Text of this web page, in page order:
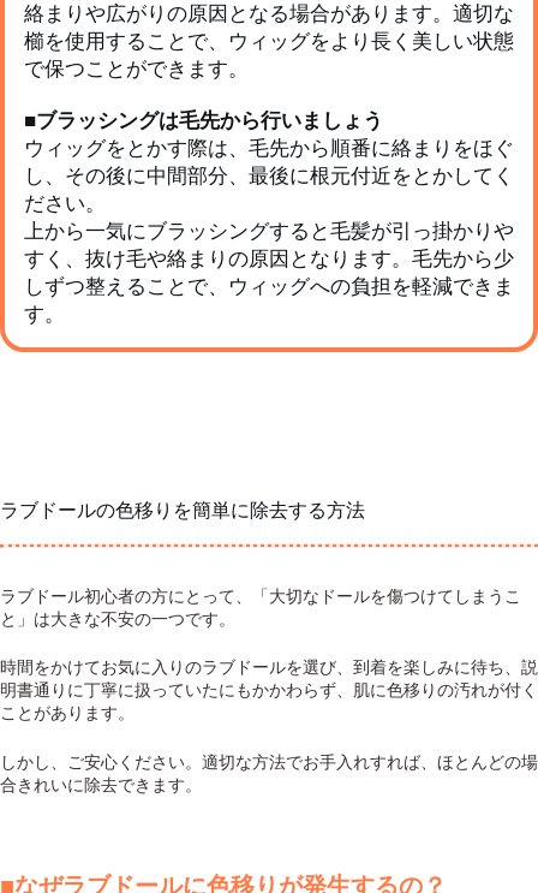
絡まりや広がりの原因となる場合があります。適切な
櫛を使用することで、ウィッグをより長く美しい状態
で保つことができます。
■ブラッシングは毛先から行いましょう
ウィッグをとかす際は、毛先から順番に絡まりをほぐ
し、その後に中間部分、最後に根元付近をとかしてく
ださい。
上から一気にブラッシングすると毛髪が引っ掛かりや
すく、抜け毛や絡まりの原因となります。毛先から少
しずつ整えることで、ウィッグへの負担を軽減できま
す。
ラブドールの色移りを簡単に除去する方法
ラブドール初心者の方にとって、「大切なドールを傷つけてしまうこ
と」は大きな不安の一つです。
時間をかけてお気に入りのラブドールを選び、到着を楽しみに待ち、説
明書通りに丁寧に扱っていたにもかかわらず、肌に色移りの汚れが付く
ことがあります。
しかし、ご安心ください。適切な方法でお手入れすれば、ほとんどの場
合きれいに除去できます。
■なぜラブドールに色移りが発生するの？